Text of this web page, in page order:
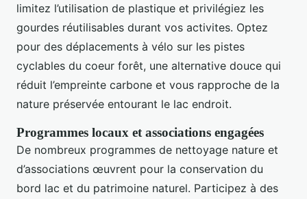
limitez l’utilisation de plastique et privilégiez les
gourdes réutilisables durant vos activites. Optez
pour des déplacements à vélo sur les pistes
cyclables du coeur forêt, une alternative douce qui
réduit l’empreinte carbone et vous rapproche de la
nature préservée entourant le lac endroit.
Programmes locaux et associations engagées
De nombreux programmes de nettoyage nature et
d’associations œuvrent pour la conservation du
bord lac et du patrimoine naturel. Participez à des